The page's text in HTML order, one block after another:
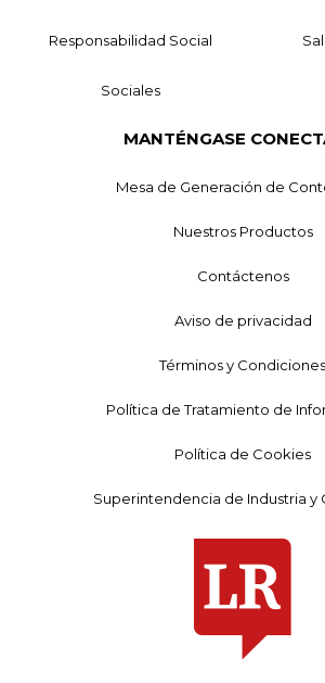
Responsabilidad Social
Sociales
MANTÉNGASE
Mesa de Generación de
Nuestros Productos
Contáctenos
Aviso de privacidad
Términos y Condiciones
Política de Tratamiento de
Política de Cookies
Superintendencia de Industria y